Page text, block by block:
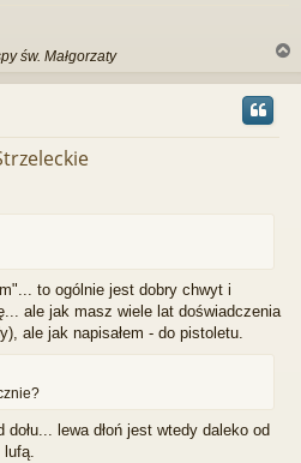
św. Małgorzaty
g
to ogólnie jest dobry chwyt i
ale jak masz wiele lat doświadczenia
ale jak napisałem - do pistoletu.
dołu... lewa dłoń jest wtedy daleko od
lufą.